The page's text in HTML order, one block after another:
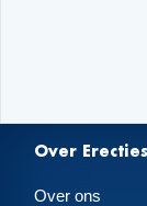
Over
Over ons